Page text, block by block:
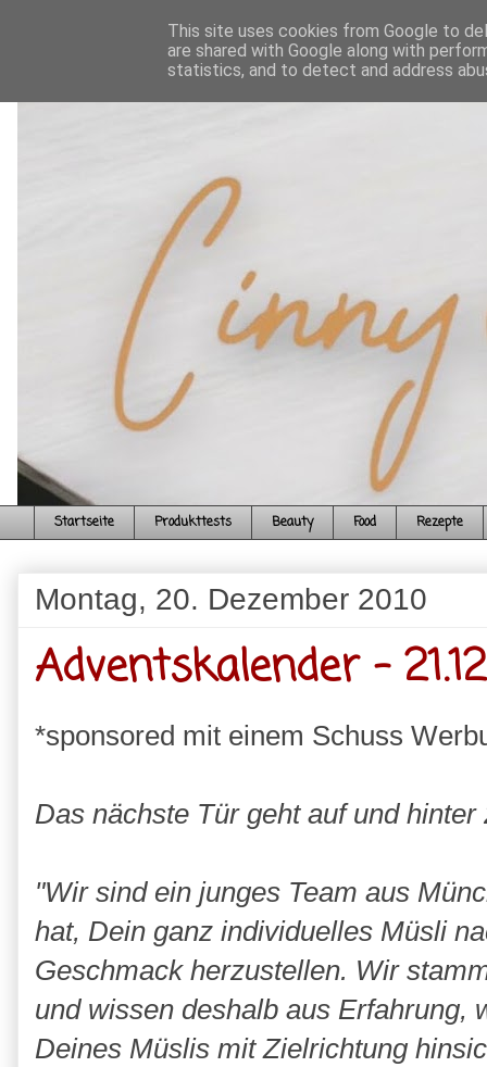
Startseite Produkttests Beauty Food Rezepte
Montag, 20. Dezember 2010
Adventskalender -
*sponsored mit einem Schuss
Das nächste Tür geht auf und
"Wir sind ein junges Team aus
hat, Dein ganz individuelles Müsli
Geschmack herzustellen. Wir
und wissen deshalb aus Erfahrung,
Deines Müslis mit Zielrichtung
This site uses cookies from Google to
are shared with Google along with
statistics, and to detect and address